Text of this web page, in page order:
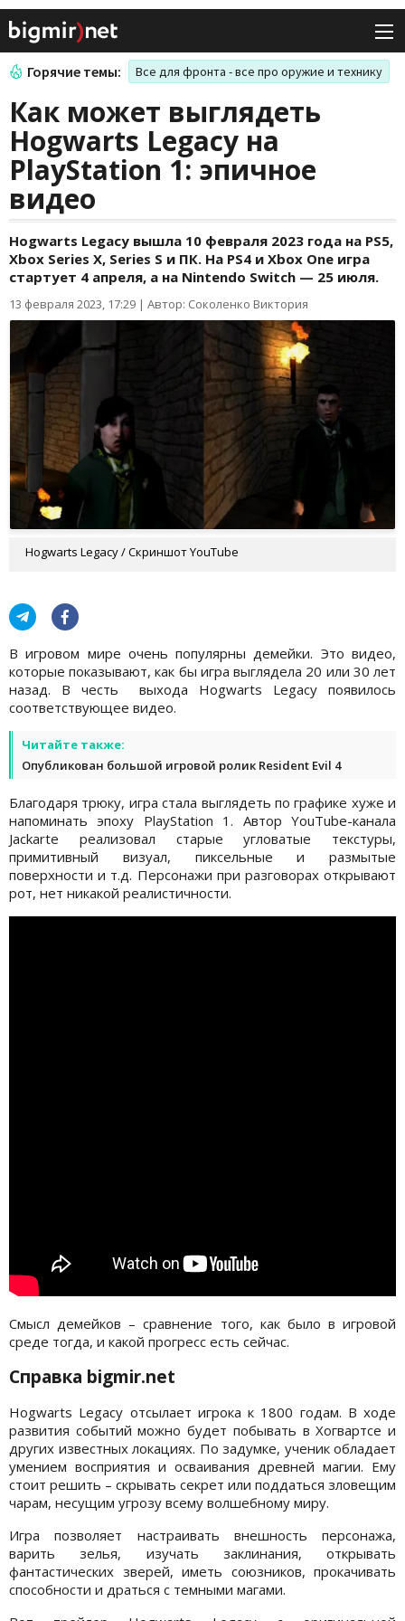
Горячие темы: Все для фронта - все про оружие и технику
Как может выглядеть
Hogwarts Legacy на
PlayStation 1: эпичное
видео
Hogwarts Legacy вышла 10 февраля 2023 года на PS5,
Xbox Series X, Series S и ПК. На PS4 и Xbox One игра
стартует 4 апреля, а на Nintendo Switch — 25 июля.
13 февраля 2023, 17:29 | Автор: Соколенко Виктория
Hogwarts Legacy / Скриншот YouTube
В игровом мире очень популярны демейки. Это видео,
которые показывают, как бы игра выглядела 20 или 30 лет
назад. В честь выхода Hogwarts Legacy появилось
соответствующее видео.
Читайте также:
Опубликован большой игровой ролик Resident Evil 4
Благодаря трюку, игра стала выглядеть по графике хуже и
напоминать эпоху PlayStation 1. Автор YouTube-канала
Jackarte реализовал старые угловатые текстуры,
примитивный визуал, пиксельные и размытые
поверхности и т.д. Персонажи при разговорах открывают
рот, нет никакой реалистичности.
Смысл демейков – сравнение того, как было в игровой
среде тогда, и какой прогресс есть сейчас.
Справка bigmir.net
Hogwarts Legacy отсылает игрока к 1800 годам. В ходе
развития событий можно будет побывать в Хогвартсе и
других известных локациях. По задумке, ученик обладает
умением восприятия и осваивания древней магии. Ему
стоит решить – скрывать секрет или поддаться зловещим
чарам, несущим угрозу всему волшебному миру.
Игра позволяет настраивать внешность персонажа,
варить зелья, изучать заклинания, открывать
фантастических зверей, иметь союзников, прокачивать
способности и драться с темными магами.